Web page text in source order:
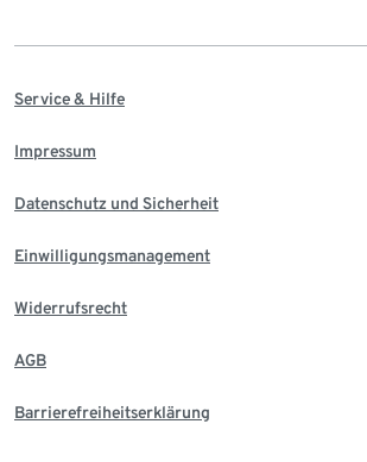
Service & Hilfe
Impressum
Datenschutz und Sicherheit
Einwilligungsmanagement
Widerrufsrecht
AGB
Barrierefreiheitserklärung